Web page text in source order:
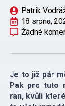
Patrik
18 srpna,
Žádné
Je to již pár
Pak pro tuto
ran, kvůli